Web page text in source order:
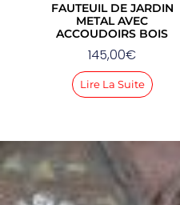
FAUTEUIL DE JARDIN
METAL AVEC
ACCOUDOIRS BOIS
145,00€
Lire La Suite